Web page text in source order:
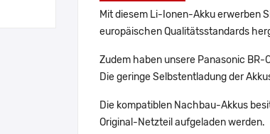
Mit diesem Li-Ionen-Akku erwerben
europäischen Qualitätsstandards
Zudem haben unsere Panasonic
Die geringe Selbstentladung der
Die kompatiblen Nachbau-Akkus
Original-Netzteil aufgeladen werden.